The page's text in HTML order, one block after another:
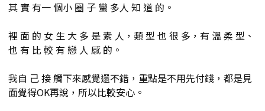
其 實 有一 個小 圈 子 蠻 多人 知 道 的。
裡 面 的 女 生 大 多 是 素 人，類 型 也 很 多，有 溫 柔 型、
也 有 比 較 有 戀 人 感 的。
我自 己 接 觸下來感覺還不錯，重點是不用先付錢，都是見
面覺得OK再說，所以比較安心。